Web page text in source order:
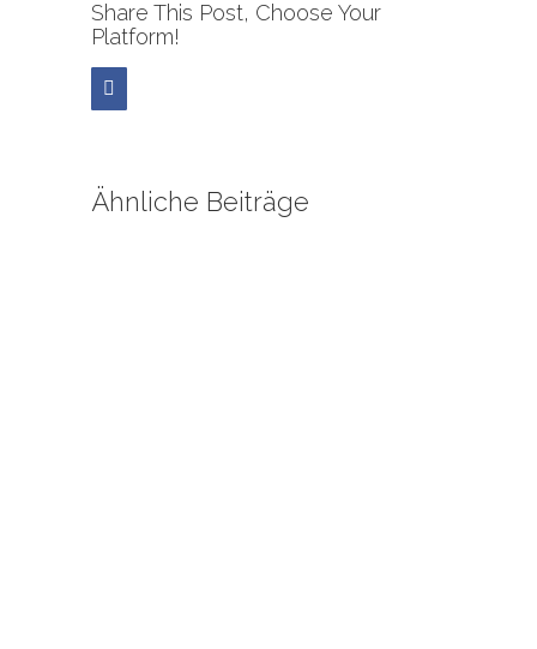
Share This Post, Choose Your
Platform!
Ähnliche Beiträge